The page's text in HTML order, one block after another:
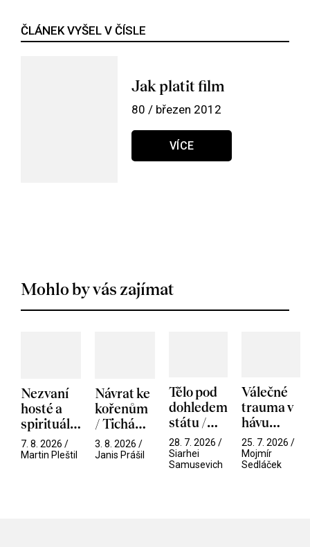
ČLÁNEK VYŠEL V ČÍSLE
Jak platit film
80 / březen 2012
VÍCE
Mohlo by vás zajímat
Nezvaní
hosté a
spirituální
narušitelé
z vesmíru
7. 8. 2026 /
Martin Pleštil
Návrat ke
kořenům
/ Tichá
přítelkyně
3. 8. 2026 /
Janis Prášil
Tělo pod
dohledem
státu /
Pramen
28. 7. 2026 /
Siarhei
Samusevich
Válečné
trauma v
hávu
spektáklu
/ Odyssea
25. 7. 2026 /
Mojmír
Sedláček